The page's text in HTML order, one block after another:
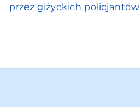
przez giżyckich policjantów